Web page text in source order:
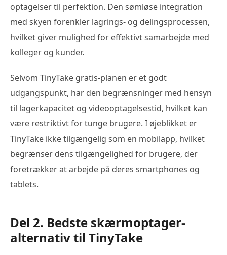
optagelser til perfektion. Den sømløse integration
med skyen forenkler lagrings- og delingsprocessen,
hvilket giver mulighed for effektivt samarbejde med
kolleger og kunder.
Selvom TinyTake gratis-planen er et godt
udgangspunkt, har den begrænsninger med hensyn
til lagerkapacitet og videooptagelsestid, hvilket kan
være restriktivt for tunge brugere. I øjeblikket er
TinyTake ikke tilgængelig som en mobilapp, hvilket
begrænser dens tilgængelighed for brugere, der
foretrækker at arbejde på deres smartphones og
tablets.
Del 2. Bedste skærmoptager-
alternativ til TinyTake